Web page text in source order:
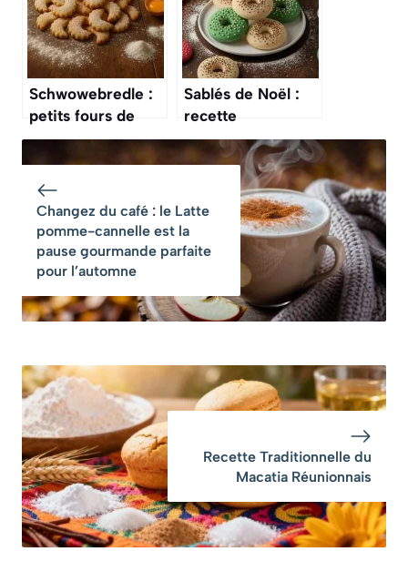
original
reproduire
Schwowebredle :
petits fours de
Noël traditionnels
Sablés de Noël :
recette
Ausstecherle
facile et rapide
Changez du café : le Latte
pomme-cannelle est la
pause gourmande parfaite
pour l’automne
Recette Traditionnelle du
Macatia Réunionnais